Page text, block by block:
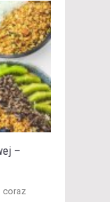
–
coraz